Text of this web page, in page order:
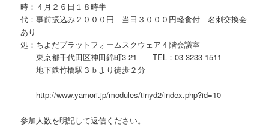
時：４月２６日１８時半
代：事前振込み２０００円 当日３０００円軽食付 名刺交換会
あり
処：ちよだプラットフォームスクウェア４階会議室
東京都千代田区神田錦町3‐21 TEL：03-3233-1511
地下鉄竹橋駅３ｂより徒歩２分
http://www.yamori.jp/modules/tinyd2/index.php?id=10
参加人数を明記して返信ください。